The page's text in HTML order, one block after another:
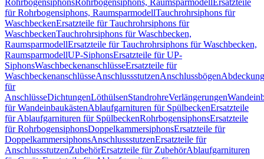
RohrbogensiphonsRohrbogensiphons, RaumsparmodellErsatzteile
für Rohrbogensiphons, RaumsparmodellTauchrohrsiphons für
WaschbeckenErsatzteile für Tauchrohrsiphons für
WaschbeckenTauchrohrsiphons für Waschbecken,
RaumsparmodellErsatzteile für Tauchrohrsiphons für Waschbecken,
RaumsparmodellUP-SiphonsErsatzteile für UP-
SiphonsWaschbeckenanschlüsseErsatzteile für
WaschbeckenanschlüsseAnschlussstutzenAnschlussbögen
für
AnschlüsseDichtungenLöthülsenStandrohreVerlängerungen
für WandeinbaukästenAblaufgarnituren für SpülbeckenErsatzteile
für Ablaufgarnituren für SpülbeckenRohrbogensiphonsErsatzteile
für RohrbogensiphonsDoppelkammersiphonsErsatzteile für
DoppelkammersiphonsAnschlussstutzenErsatzteile für
AnschlussstutzenZubehörErsatzteile für ZubehörAblaufgarnituren